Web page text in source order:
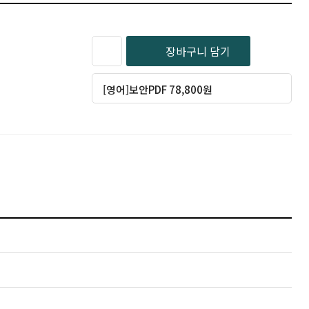
장바구니 담기
[영어]보안PDF 78,800원